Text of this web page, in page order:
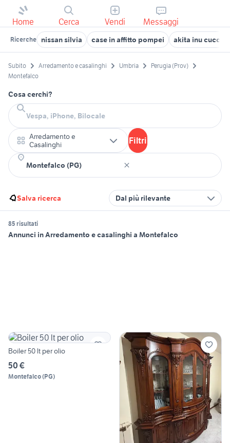
Home Cerca Vendi Messaggi
Ricerche nissan silvia case in affitto pompei akita inu
Subito Arredamento e casalinghi Umbria
Perugia (Prov)
Montefalco
Cosa cerchi?
Arredamento e
Casalinghi
Filtri
Salva ricerca Dal più rilevante
85 risultati
Annunci in Arredamento e casalinghi a Montefalco
Boiler 50 lt per olio
50 €
Montefalco(PG)